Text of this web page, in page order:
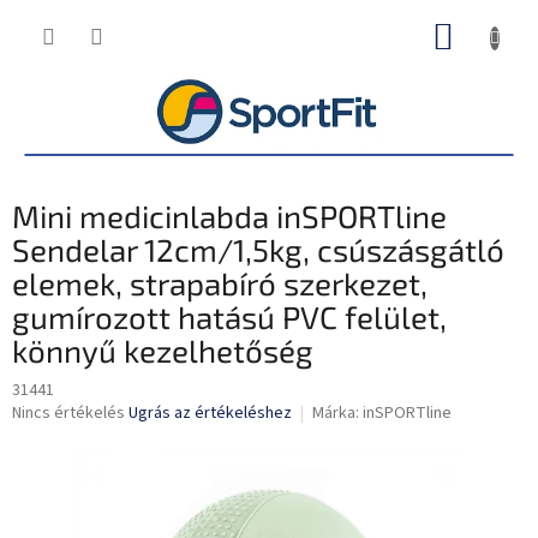
KOSÁR
Mini medicinlabda inSPORTline
Sendelar 12cm/1,5kg, csúszásgátló
elemek, strapabíró szerkezet,
gumírozott hatású PVC felület,
könnyű kezelhetőség
31441
A
Nincs értékelés Ugrás az értékeléshez Márka: inSPORTline